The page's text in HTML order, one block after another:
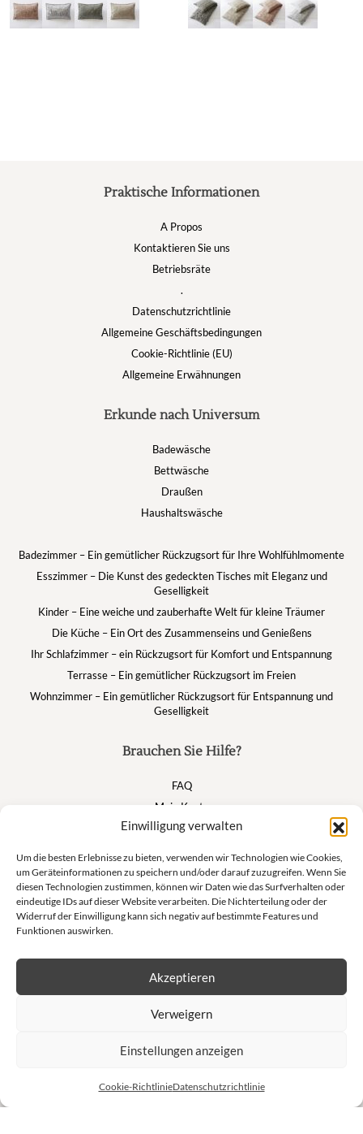
Einwilligung verwalten
Um die besten Erlebnisse zu bieten, verwenden wir Technologien wie Cookies,
um Geräteinformationen zu speichern und/oder darauf zuzugreifen. Wenn Sie
diesen Technologien zustimmen, können wir Daten wie das Surfverhalten oder
eindeutige IDs auf dieser Website verarbeiten. Die Nichterteilung oder der
Widerruf der Einwilligung kann sich negativ auf bestimmte Features und
Funktionen auswirken.
Akzeptieren
Verweigern
Einstellungen anzeigen
Cookie-RichtlinieDatenschutzrichtlinie
Varianten
auf.
Brauchen Sie Hilfe?
FAQ
Mein Konto
Warenkorb
Suivez nous
Praktische Informationen
A Propos
Kontaktieren Sie uns
Betriebsräte
.
Datenschutzrichtlinie
Allgemeine Geschäftsbedingungen
Cookie-Richtlinie (EU)
Allgemeine Erwähnungen
Erkunde nach Universum
Badewäsche
Bettwäsche
Draußen
Haushaltswäsche
Badezimmer – Ein gemütlicher Rückzugsort für Ihre Wohlfühlmomente
Esszimmer – Die Kunst des gedeckten Tisches mit Eleganz und
Geselligkeit
Kinder – Eine weiche und zauberhafte Welt für kleine Träumer
Die Küche – Ein Ort des Zusammenseins und Genießens
Ihr Schlafzimmer – ein Rückzugsort für Komfort und Entspannung
Terrasse – Ein gemütlicher Rückzugsort im Freien
Wohnzimmer – Ein gemütlicher Rückzugsort für Entspannung und
Geselligkeit
Newsletter
Lass dich nicht von unseren exklusiven Angeboten und unseren
S'inscrire à la newsletter